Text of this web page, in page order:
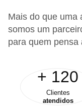
Mais do que uma
somos um
para quem pensa
+ 120
Clientes
atendidos